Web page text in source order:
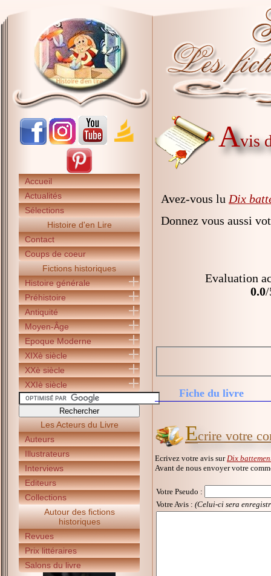
Accueil
Actualités
Sélections
Histoire d'en Lire
Contact
Coups de coeur
Fictions historiques
Histoire générale
Préhistoire
Antiquité
Moyen-Âge
Epoque Moderne
XIXè siècle
XXè siècle
XXIè siècle
Les Acteurs du Livre
Auteurs
Illustrateurs
Interviews
Editeurs
Collections
Autour des fictions
historiques
Revues
Prix littéraires
Salons du livre
Avis
Avez-vous lu Dix
Donnez vous aussi
Evaluation
0.0/
Fiche du livre
Ecrire votre
Ecrivez votre avis sur Dix
Avant de nous envoyer votre
Votre Pseudo :
Votre Avis : (Celui-ci sera